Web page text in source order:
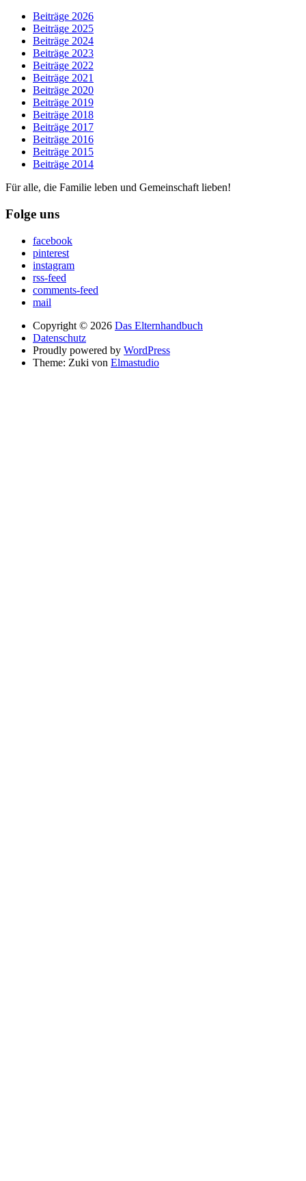
Beiträge 2026
Beiträge 2025
Beiträge 2024
Beiträge 2023
Beiträge 2022
Beiträge 2021
Beiträge 2020
Beiträge 2019
Beiträge 2018
Beiträge 2017
Beiträge 2016
Beiträge 2015
Beiträge 2014
Für alle, die Familie leben und Gemeinschaft lieben!
Folge uns
facebook
pinterest
instagram
rss-feed
comments-feed
mail
Copyright © 2026 Das Elternhandbuch
Datenschutz
Proudly powered by WordPress
Theme: Zuki von Elmastudio